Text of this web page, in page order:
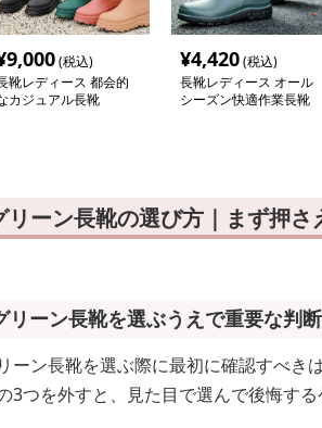
9,000(税込)
靴レディース 都会的
カジュアル長靴
¥4,420(税込)
長靴レディース オール
シーズン快適作業長靴
リーン長靴の選び方｜まず押さ
リーン長靴を選ぶうえで重要な判
ーン長靴を選ぶ際に最初に確認すべきは
3つを外すと、見た目で選んで後悔する